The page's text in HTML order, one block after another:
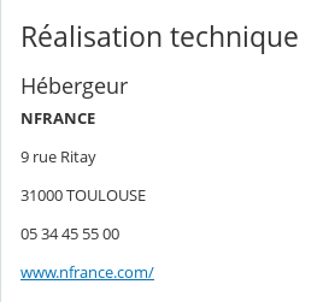
Réalisation technique
Hébergeur
NFRANCE
9 rue Ritay
31000 TOULOUSE
05 34 45 55 00
www.nfrance.com/